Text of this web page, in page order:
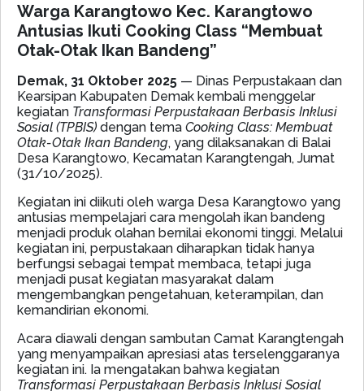
Warga Karangtowo Kec. Karangtowo
Antusias Ikuti Cooking Class “Membuat
Otak-Otak Ikan Bandeng”
Demak, 31 Oktober 2025 — Dinas Perpustakaan dan
Kearsipan Kabupaten Demak kembali menggelar
kegiatan Transformasi Perpustakaan Berbasis Inklusi
Sosial (TPBIS) dengan tema Cooking Class: Membuat
Otak-Otak Ikan Bandeng, yang dilaksanakan di Balai
Desa Karangtowo, Kecamatan Karangtengah, Jumat
(31/10/2025).
Kegiatan ini diikuti oleh warga Desa Karangtowo yang
antusias mempelajari cara mengolah ikan bandeng
menjadi produk olahan bernilai ekonomi tinggi. Melalui
kegiatan ini, perpustakaan diharapkan tidak hanya
berfungsi sebagai tempat membaca, tetapi juga
menjadi pusat kegiatan masyarakat dalam
mengembangkan pengetahuan, keterampilan, dan
kemandirian ekonomi.
Acara diawali dengan sambutan Camat Karangtengah
yang menyampaikan apresiasi atas terselenggaranya
kegiatan ini. Ia mengatakan bahwa kegiatan
Transformasi Perpustakaan Berbasis Inklusi Sosial